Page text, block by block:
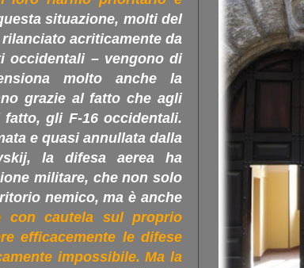
situazione, molti del
acriticamente da
occidentali – vengono di
molto anche la
grazie al fatto che agli
gli F-16 occidentali.
e quasi annullata dalla
la difesa aerea ha
militare, che non solo
nemico, ma è anche
con cautela sul proprio
efficacemente le difese
impossibile. Ma la